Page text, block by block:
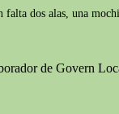
dos alas, una
de Govern